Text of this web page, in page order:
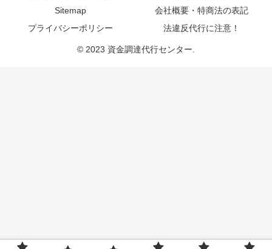
Sitemap
会社概要・特商法の表記
プライバシーポリシー
法違反代行に注意！
© 2023 資金調達代行センター.